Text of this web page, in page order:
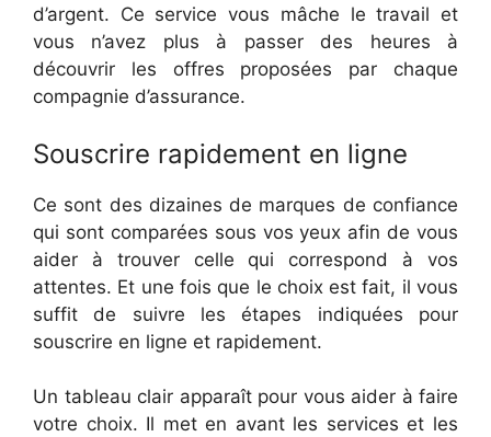
d’argent. Ce service vous mâche le travail et
vous n’avez plus à passer des heures à
découvrir les offres proposées par chaque
compagnie d’assurance.
Souscrire rapidement en ligne
Ce sont des dizaines de marques de confiance
qui sont comparées sous vos yeux afin de vous
aider à trouver celle qui correspond à vos
attentes. Et une fois que le choix est fait, il vous
suffit de suivre les étapes indiquées pour
souscrire en ligne et rapidement.
Un tableau clair apparaît pour vous aider à faire
votre choix. Il met en avant les services et les